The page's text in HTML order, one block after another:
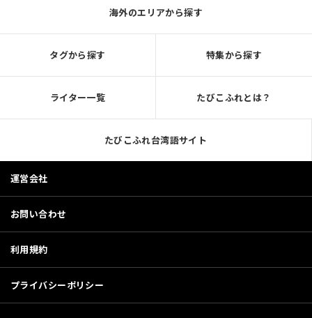
海外のエリアから探す
タグから探す 特集から探す
ライター一覧 たびこふれとは？
たびこふれ台湾語サイト
運営会社
お問い合わせ
利用規約
プライバシーポリシー